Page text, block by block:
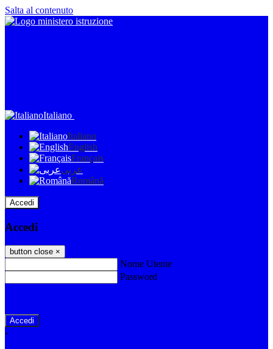
Salta al contenuto
Italiano
Italiano
English
Français
عربى
Română
Accedi
Accedi
button close ×
Nome Utente
Password
-